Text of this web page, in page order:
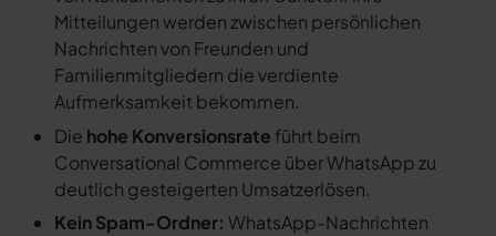
Mitteilungen werden zwischen persönlichen
Nachrichten von Freunden und
Familienmitgliedern die verdiente
Aufmerksamkeit bekommen.
Die hohe Konversionsrate führt beim
Conversational Commerce über WhatsApp zu
deutlich gesteigerten Umsatzerlösen.
Kein Spam-Ordner: WhatsApp-Nachrichten